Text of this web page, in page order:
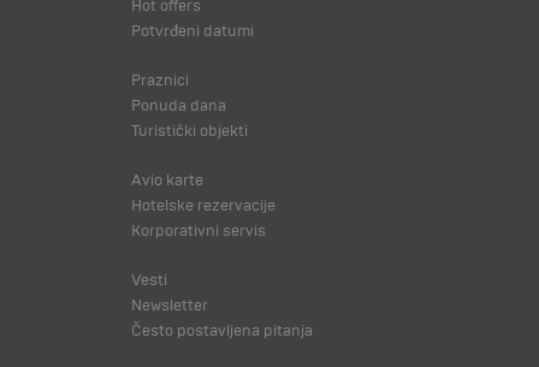
Hot offers
Potvrđeni datumi
Praznici
Ponuda dana
Turistički objekti
Avio karte
Hotelske rezervacije
Korporativni servis
Vesti
Newsletter
Često postavljena pitanja